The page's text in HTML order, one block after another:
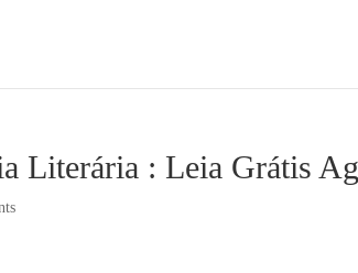
Literária : Leia Grátis